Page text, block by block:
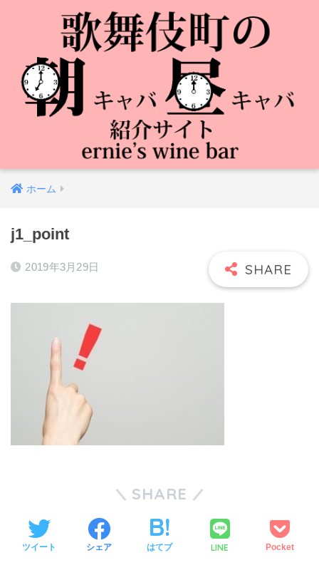
ホーム
j1_point
2019年3月29日
SHARE
ツイート シェア はてブ LINE Pocket